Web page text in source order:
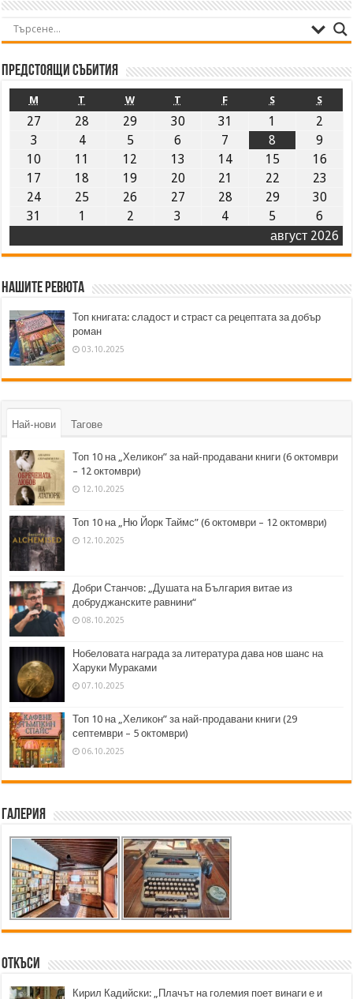
Предстоящи събития
август 2026
M T W T F S S
27 28 29 30 31 1
2
3
4 5 6 7 8
9
10
11 12 13 14 15
16
17
18 19 20 21 22
23
24
25 26 27 28 29
30
31
1 2 3 4 5 6
Нашите ревюта
Топ книгата: сладост и страст са рецептата за добър
роман
03.10.2025
Най-нови Тагове
Топ 10 на „Хеликон” за най-продавани книги (6 октомври
– 12 октомври)
12.10.2025
Топ 10 на „Ню Йорк Таймс” (6 октомври – 12 октомври)
12.10.2025
Добри Станчов: „Душата на България витае из
добруджанските равнини“
08.10.2025
Нобеловата награда за литература дава нов шанс на
Харуки Мураками
07.10.2025
Топ 10 на „Хеликон” за най-продавани книги (29
септември – 5 октомври)
06.10.2025
Галерия
Откъси
Кирил Кадийски: „Плачът на големия поет винаги е и